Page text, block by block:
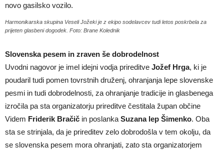
novo gasilsko vozilo.
Harmonikarska skupina Veseli Jožeki je z ekipo sodelavcev tudi letos poskrbela za
prijeten glasbeni dogodek. Foto: Brane Kolednik
Slovenska pesem in zraven še dobrodelnost
Uvodni nagovor je imel idejni vodja prireditve Jožef Hrga, ki je
poudaril tudi pomen tovrstnih druženj, ohranjanja lepe slovenske
pesmi in tudi dobrodelnosti, za ohranjanje tradicije in glasbenega
izročila pa sta organizatorju prireditve čestitala župan občine
Videm Friderik Bračič in poslanka Suzana lep Šimenko. Oba
sta se strinjala, da je prireditev zelo dobrodošla v tem okolju, da
se slovenska pesem mora ohranjati, zato sta organizatorjem